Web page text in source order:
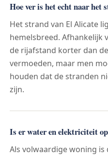
Hoe ver is het echt naar het
Het strand van El Alicate
hemelsbreed. Afhankelijk
de rijafstand korter dan
vermoeden, maar men
houden dat de stranden
zijn.
Is er water en elektriciteit
Als volwaardige woning